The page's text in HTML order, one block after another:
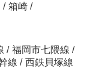
/ 箱崎 /
/ 福岡市七隈線 /
線 / 西鉄貝塚線